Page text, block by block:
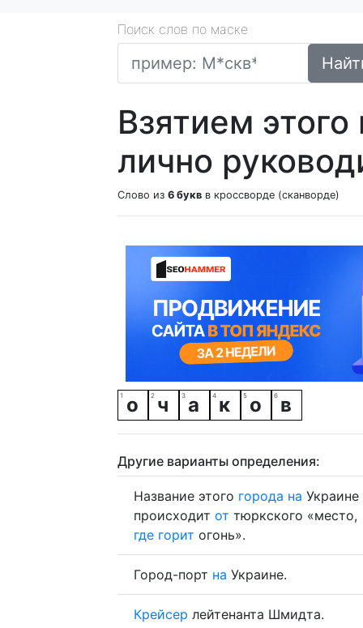
Поиск слов по маске
Взятием
лично
Слово из 6 букв в кроссворде (сканворде)
о ч а к о в
Другие варианты определения:
Название этого города на Украине
происходит от тюркского «место,
где горит огонь».
Город-порт на Украине.
Крейсер лейтенанта Шмидта.